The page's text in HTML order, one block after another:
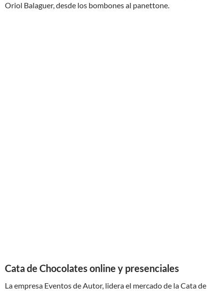
Oriol Balaguer, desde los bombones al panettone.
Cata de Chocolates online y presenciales
La empresa Eventos de Autor, lidera el mercado de la Cata de